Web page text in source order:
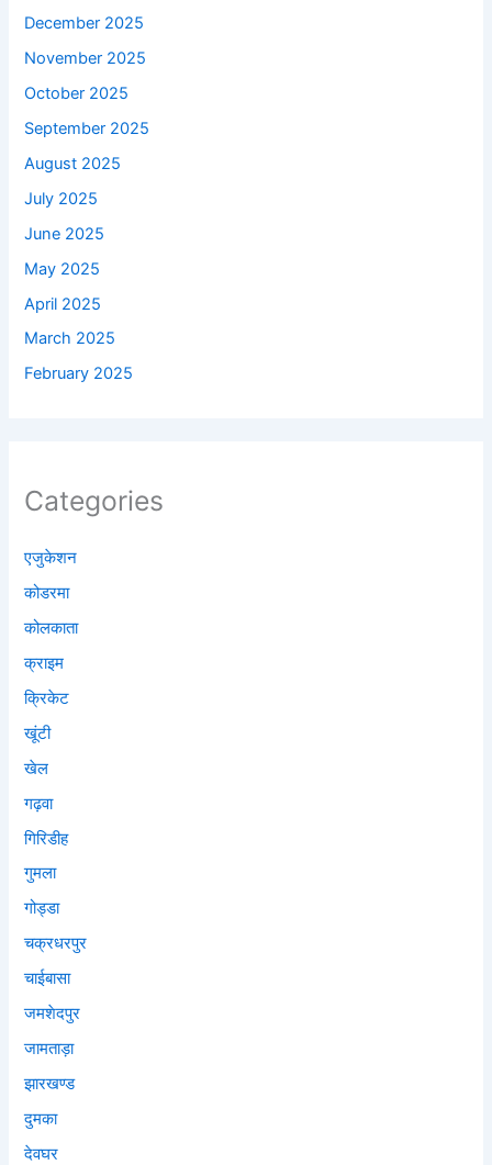
December 2025
November 2025
October 2025
September 2025
August 2025
July 2025
June 2025
May 2025
April 2025
March 2025
February 2025
Categories
एजुकेशन
कोडरमा
कोलकाता
क्राइम
क्रिकेट
खूंटी
खेल
गढ़वा
गिरिडीह
गुमला
गोड्डा
चक्रधरपुर
चाईबासा
जमशेदपुर
जामताड़ा
झारखण्ड
दुमका
देवघर